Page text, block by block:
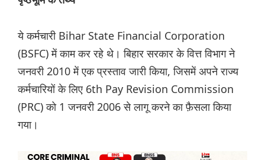
ये कर्मचारी Bihar State Financial Corporation
(BSFC) में काम कर रहे थे। बिहार सरकार के वित्त विभाग ने
जनवरी 2010 में एक प्रस्ताव जारी किया, जिसमें अपने राज्य
कर्मचारियों के लिए 6th Pay Revision Commission
(PRC) को 1 जनवरी 2006 से लागू करने का फ़ैसला किया
गया।